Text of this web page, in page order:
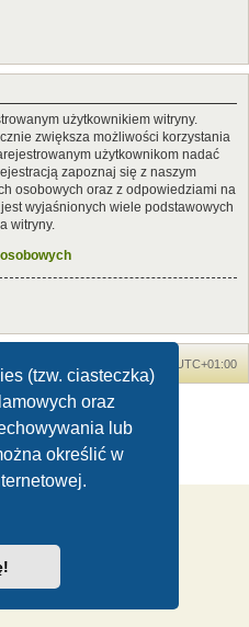
(tzw. ciasteczka)
oraz
lub
określić w
użytkownikiem witryny.
zwiększa możliwości korzystania
użytkownikom nadać
zapoznaj się z naszym
osobowych oraz z odpowiedziami na
wyjaśnionych wiele podstawowych
witryny.
UTC+01:00
© 2006-2020
Software © phpBB Limited
osobowych|Regulamin